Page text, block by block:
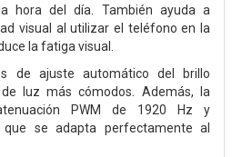
hora del día. También ayuda a
visual al utilizar el teléfono en la
la fatiga visual.
de ajuste automático del brillo
luz más cómodos. Además, la
PWM de 1920 Hz y
se adapta perfectamente al